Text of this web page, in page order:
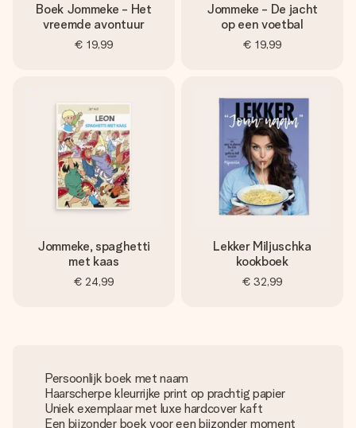
Boek Jommeke - Het
vreemde avontuur
€ 19,99
Jommeke - De jacht
op een voetbal
€ 19,99
Jommeke, spaghetti
met kaas
€ 24,99
Lekker Miljuschka
kookboek
€ 32,99
Persoonlijk boek met naam
Haarscherpe kleurrijke print op prachtig papier
Uniek exemplaar met luxe hardcover kaft
Een bijzonder boek voor een bijzonder moment